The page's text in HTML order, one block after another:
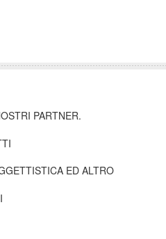
PARTNER.
ED ALTRO